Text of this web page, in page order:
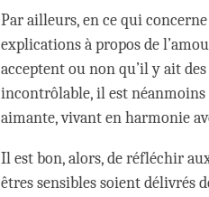
Par ailleurs, en ce qui
explications à propos de
acceptent ou non qu’il y ait
incontrôlable, il est néanmoins
aimante, vivant en harmonie
Il est bon, alors, de réfléchir
êtres sensibles soient délivrés